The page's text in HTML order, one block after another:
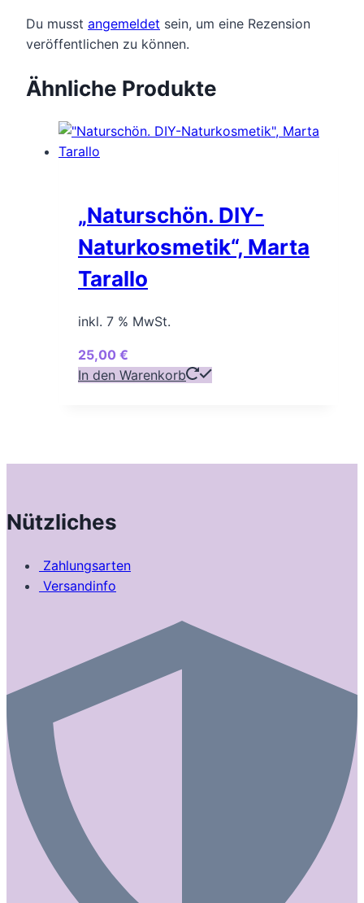
Du musst angemeldet sein, um eine Rezension
veröffentlichen zu können.
Ähnliche Produkte
„Naturschön. DIY-
Naturkosmetik“, Marta
Tarallo
inkl. 7 % MwSt.
25,00 €
In den Warenkorb
Nützliches
Zahlungsarten
Versandinfo